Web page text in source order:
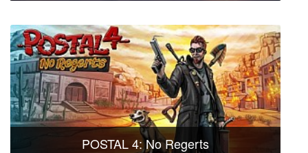
POSTAL 4: No Regerts